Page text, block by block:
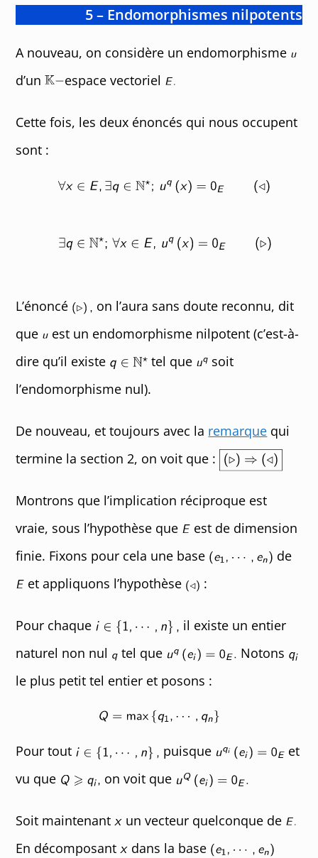
5 – Endomorphismes nilpotents
A nouveau, on considère un endomorphisme
d’un
espace vectoriel
Cette fois, les deux énoncés qui nous occupent
sont :
L’énoncé
on l’aura sans doute reconnu, dit
que
est un endomorphisme nilpotent (c’est-à-
dire qu’il existe
tel que
soit
l’endomorphisme nul).
De nouveau, et toujours avec la remarque qui
termine la section 2, on voit que :
Montrons que l’implication réciproque est
vraie, sous l’hypothèse que
est de dimension
finie. Fixons pour cela une base
de
et appliquons l’hypothèse
:
Pour chaque
il existe un entier
naturel non nul
tel que
Notons
le plus petit tel entier et posons :
Pour tout puisque
et
vu que
on voit que
Soit maintenant
un vecteur quelconque de
En décomposant
dans la base